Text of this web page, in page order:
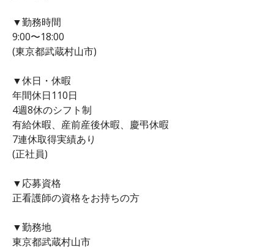
▼勤務時間
9:00〜18:00
(東京都武蔵村山市)
▼休日・休暇
年間休日110日
4週8休のシフト制
有給休暇、産前産後休暇、慶弔休暇
7連休取得実績あり
(正社員)
▼応募資格
正看護師の資格をお持ちの方
▼勤務地
東京都武蔵村山市